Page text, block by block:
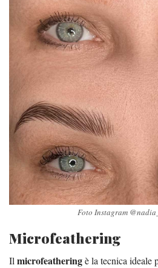
Foto Instagram
Microfeathering
Il microfeatheringè la tecnica ideale